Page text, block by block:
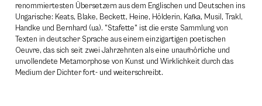
renommiertesten Übersetzern aus dem Englischen und Deutschen ins
Ungarische: Keats, Blake, Beckett, Heine, Hölderin, Kafka, Musil, Trakl,
Handke und Bernhard (ua). "Stafette" ist die erste Sammlung von
Texten in deutscher Sprache aus einem einzigartigen poetischen
Oeuvre, das sich seit zwei Jahrzehnten als eine unaufhörliche und
unvollendete Metamorphose von Kunst und Wirklichkeit durch das
Medium der Dichter fort- und weiterschreibt.